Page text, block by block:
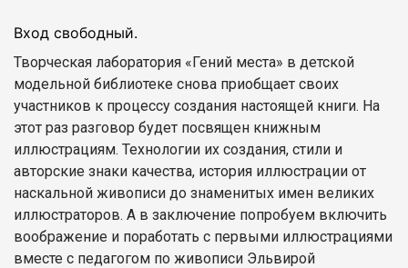
Вход свободный.
Творческая лаборатория «Гений места» в детской
модельной библиотеке снова приобщает своих
участников к процессу создания настоящей книги. На
этот раз разговор будет посвящен книжным
иллюстрациям. Технологии их создания, стили и
авторские знаки качества, история иллюстрации от
наскальной живописи до знаменитых имен великих
иллюстраторов. А в заключение попробуем включить
воображение и поработать с первыми иллюстрациями
вместе с педагогом по живописи Эльвирой